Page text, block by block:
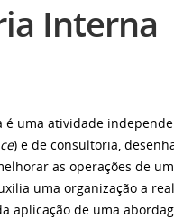
Interna
uma atividade
) e de consultoria,
as operações de
uma organização a
aplicação de uma